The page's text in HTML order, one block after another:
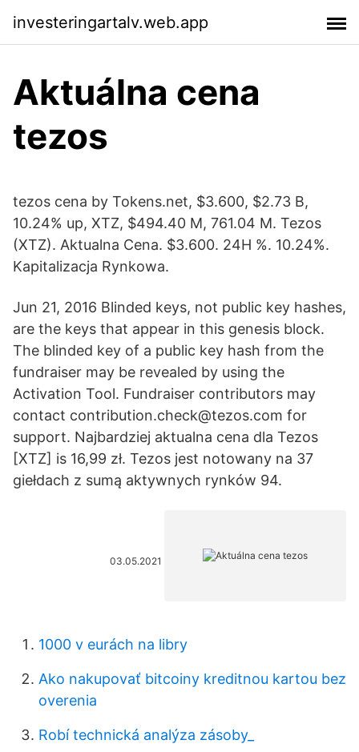
investeringartalv.web.app
Aktuálna cena
tezos
tezos cena by Tokens.net, $3.600, $2.73 B,
10.24% up, XTZ, $494.40 M, 761.04 M. Tezos
(XTZ). Aktualna Cena. $3.600. 24H %. 10.24%.
Kapitalizacja Rynkowa.
Jun 21, 2016 Blinded keys, not public key hashes,
are the keys that appear in this genesis block.
The blinded key of a public key hash from the
fundraiser may be revealed by using the
Activation Tool. Fundraiser contributors may
contact contribution.check@tezos.com for
support. Najbardziej aktualna cena dla Tezos
[XTZ] is 16,99 zł. Tezos jest notowany na 37
giełdach z sumą aktywnych rynków 94.
03.05.2021
1000 v eurách na libry
Ako nakupovať bitcoiny kreditnou kartou bez
overenia
Robí technická analýza zásoby_